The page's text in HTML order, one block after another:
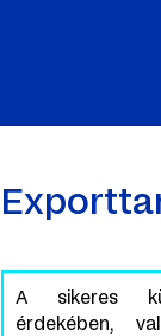
A sikeres
érdekében,